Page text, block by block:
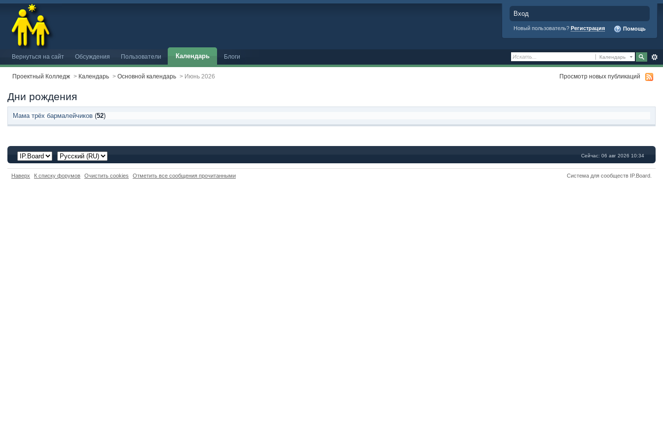
Вход
Новый пользователь? Регистрация Помощь
Календарь
Вернуться на сайт Обсуждения Пользователи Календарь Блоги
Проектный Колледж > Календарь > Основной календарь > Июнь 2026 Просмотр новых публикаций
Дни рождения
Мама трёх бармалейчиков (52)
Сейчас: 06 авг 2026 10:34
Наверх К списку форумов Очистить cookies Отметить все сообщения прочитанными Система для сообществ IP.Board